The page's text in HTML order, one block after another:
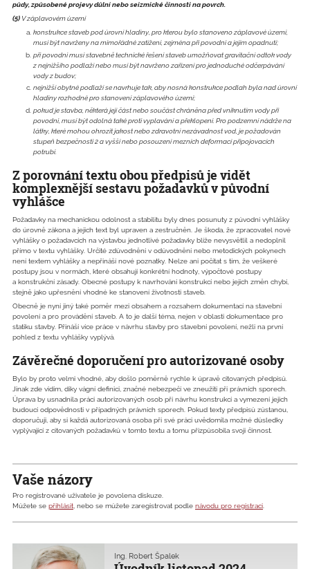
půdy, způsobené projevy důlní nebo seizmické činnosti na povrch.
(5) V záplavovém území
konstrukce staveb pod úrovní hladiny, pro kterou bylo stanoveno záplavové území,
musí být navrženy na mimořádné zatížení, zejména při povodni a jejím opadnutí;
při povodni musí stavebně technické řešení staveb umožňovat gravitační odtok vody
z nejnižšího podlaží nebo musí být navrženo zařízení pro jednoduché odčerpávání
vody z budov;
nejnižší obytné podlaží se navrhuje tak, aby nosná konstrukce podlah byla nad úrovní
hladiny rozhodné pro stanovení záplavového území;
pokud je stavba, některá její část nebo součást chráněna před vniknutím vody při
povodni, musí být odolná také proti vyplavání a překlopení. Pro podzemní nádrže na
látky, které mohou ohrozit jakost nebo zdravotní nezávadnost vod, je požadován
stupeň bezpečnosti 2 a vyšší nebo posouzení mezních deformací připojovacích
potrubí.
Z porovnání textu obou předpisů je vidět
komplexnější sestavu požadavků v původní
vyhlášce
Požadavky na mechanickou odolnost a stabilitu byly dnes posunuty z původní vyhlášky
do úrovně zákona a jejich text byl upraven a zestručněn. Je škoda, že zpracovatel nové
vyhlášky o požadavcích na výstavbu jednotlivé požadavky blíže nevysvětlil a nedoplnil
přímo v textu vyhlášky. Určité zdůvodnění v odůvodnění nebo metodických pokynech
není textem vyhlášky a nepřináší nové poznatky. Nelze ani počítat s tím, že veškeré
postupy jsou v normách, které obsahují konkrétní hodnoty, výpočtové postupy
a konstrukční zásady. Obecné postupy k navrhování konstrukcí nebo jejich změn chybí,
stejně jako upřesnění vhodné ke stanovení životnosti staveb.
Obecně je nyní jiný také poměr mezi obsahem a rozsahem dokumentací na stavební
povolení a pro provádění staveb. A to je další téma, nejen v oblasti dokumentace pro
statiku stavby. Přináší více práce v návrhu stavby pro stavební povolení, nežli na první
pohled z textu vyhlášky vyplývá.
Závěrečné doporučení pro autorizované osoby
Bylo by proto velmi vhodné, aby došlo poměrně rychle k úpravě citovaných předpisů.
Jinak zde vidím, díky vágní definici, značné nebezpečí ve zneužití při právních sporech.
Úprava by usnadnila práci autorizovaných osob při návrhu konstrukcí a vymezení jejich
budoucí odpovědnosti v případných právních sporech. Pokud texty předpisů zůstanou,
doporučuji, aby si každá autorizovaná osoba při své práci uvědomila možné důsledky
vyplývající z citovaných požadavků v tomto textu a tomu přizpůsobila svoji činnost.
Vaše názory
Pro registrované uživatele je povolena diskuze.
Můžete se přihlásit , nebo se můžete zaregistrovat podle návodu pro registraci
Ing. Robert Špalek